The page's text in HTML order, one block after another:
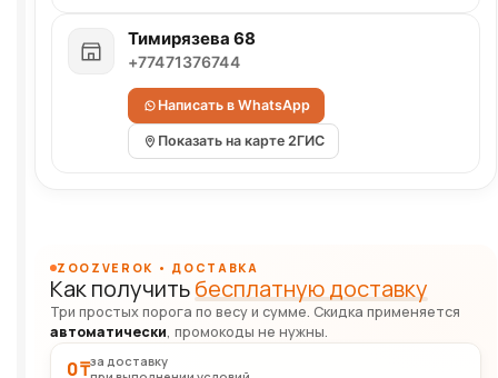
Тимирязева 68
+77471376744
Написать в WhatsApp
Показать на карте 2ГИС
ZOOZVEROK • ДОСТАВКА
Как получитьбесплатную доставку
Три простых порога по весу и сумме. Скидка применяется
автоматически, промокоды не нужны.
0 ₸за доставку